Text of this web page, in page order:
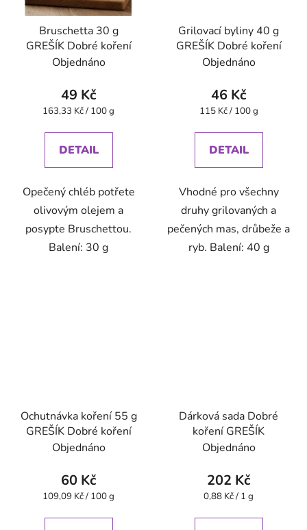
Bruschetta 30 g
GREŠÍK Dobré koření
Objednáno
49 Kč
Měrná
163,33 Kč / 100 g
DETAIL
Opečený chléb potřete
olivovým olejem a
posypte Bruschettou.
Balení: 30 g
Grilovací byliny 40 g
GREŠÍK Dobré koření
Objednáno
46 Kč
Měrná
115 Kč / 100 g
DETAIL
Vhodné pro všechny
druhy grilovaných a
pečených mas, drůbeže a
ryb. Balení: 40 g
Ochutnávka koření 55 g
GREŠÍK Dobré koření
Objednáno
60 Kč
Měrná
109,09 Kč / 100 g
Dárková sada Dobré
koření GREŠÍK
Objednáno
202 Kč
Měrná
0,88 Kč / 1 g